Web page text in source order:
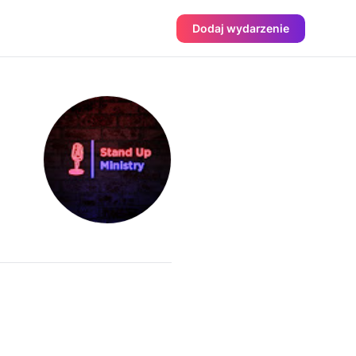
Dodaj wydarzenie